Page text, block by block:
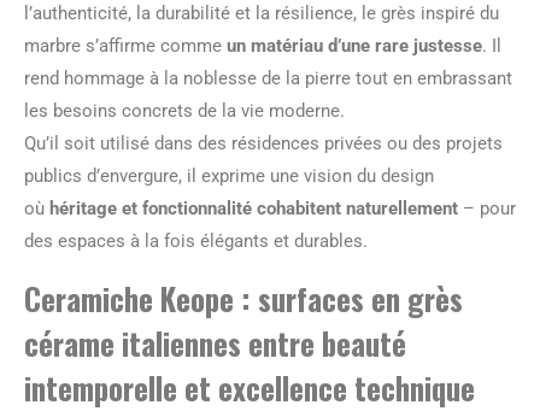
l’authenticité, la durabilité et la résilience, le grès inspiré du
marbre s’affirme comme un matériau d’une rare justesse. Il
rend hommage à la noblesse de la pierre tout en embrassant
les besoins concrets de la vie moderne.
Qu’il soit utilisé dans des résidences privées ou des projets
publics d’envergure, il exprime une vision du design
où héritage et fonctionnalité cohabitent naturellement – pour
des espaces à la fois élégants et durables.
Ceramiche Keope : surfaces en grès
cérame italiennes entre beauté
intemporelle et excellence technique